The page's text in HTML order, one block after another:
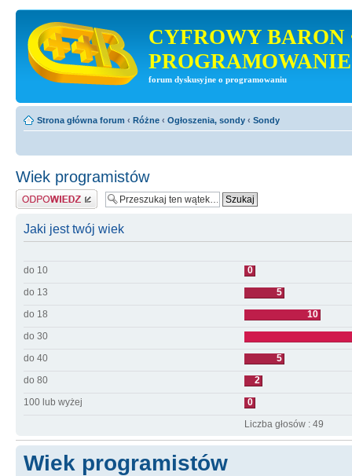
CYFROWY BARON
PROGRAMOWANIE
forum dyskusyjne o programowaniu
Strona główna forum ‹ Różne ‹ Ogłoszenia, sondy ‹ Sondy
Wiek programistów
Odpowiedz
Jaki jest twój wiek
do 10
0
do 13
5
do 18
10
do 30
do 40
5
do 80
2
100 lub wyżej
0
Liczba głosów : 49
Wiek programistów